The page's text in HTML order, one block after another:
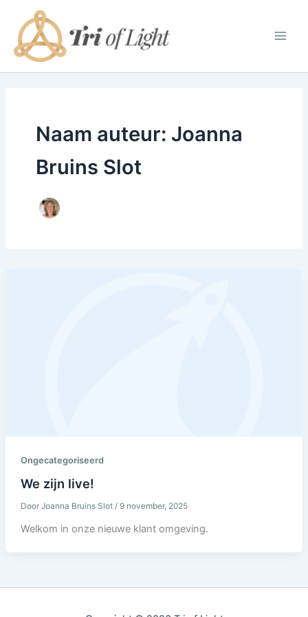
inhoud
Naam auteur: Joanna
Bruins Slot
Ongecategoriseerd
We zijn live!
Door Joanna Bruins Slot / 9 november, 2025
Welkom in onze nieuwe klant omgeving.